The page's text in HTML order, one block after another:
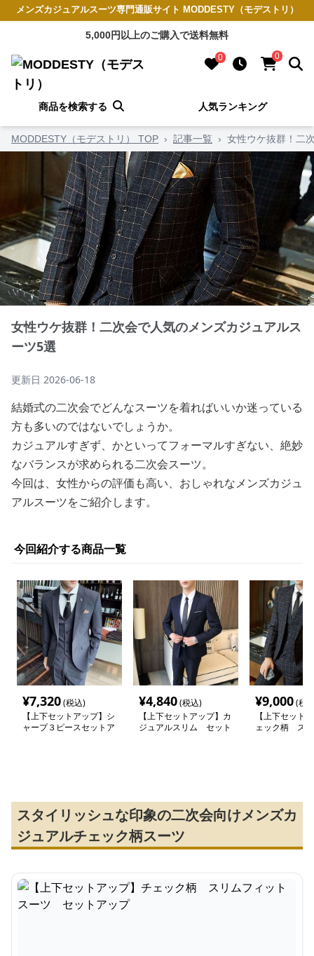
メンズカジュアルスーツ専門通販サイト MODDESTY（モデストリ）
5,000円以上のご購入で送料無料
0 0
商品を検索する 人気ランキング
MODDESTY（モデストリ） TOP › 記事一覧 › 女性ウケ抜群！二
女性ウケ抜群！二次会で人気のメンズカジュアルス
ーツ5選
更新日 2026-06-18
結婚式の二次会でどんなスーツを着ればいいか迷っている
方も多いのではないでしょうか。
カジュアルすぎず、かといってフォーマルすぎない、絶妙
なバランスが求められる二次会スーツ。
今回は、女性からの評価も高い、おしゃれなメンズカジュ
アルスーツをご紹介します。
今回紹介する商品一覧
¥7,320(税込)
【上下セットアップ】シ
ャープ３ピースセットア
¥4,840(税込)
【上下セットアップ】カ
ジュアルスリム セット
¥9,000(税
【上下セット
ェック柄 ス
スタイリッシュな印象の二次会向けメンズカ
ジュアルチェック柄スーツ